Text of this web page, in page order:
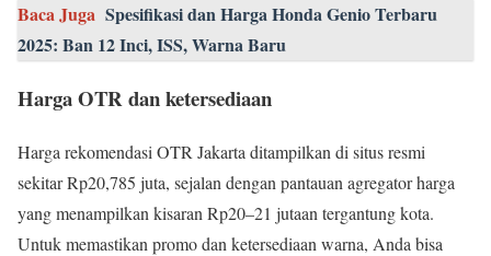
Baca Juga Spesifikasi dan Harga Honda Genio Terbaru
2025: Ban 12 Inci, ISS, Warna Baru
Harga OTR dan ketersediaan
Harga rekomendasi OTR Jakarta ditampilkan di situs resmi
sekitar Rp20,785 juta, sejalan dengan pantauan agregator harga
yang menampilkan kisaran Rp20–21 jutaan tergantung kota.
Untuk memastikan promo dan ketersediaan warna, Anda bisa